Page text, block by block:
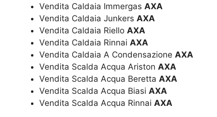
Vendita Caldaia Immergas AXA
Vendita Caldaia Junkers AXA
Vendita Caldaia Riello AXA
Vendita Caldaia Rinnai AXA
Vendita Caldaia A Condensazione AXA
Vendita Scalda Acqua Ariston AXA
Vendita Scalda Acqua Beretta AXA
Vendita Scalda Acqua Biasi AXA
Vendita Scalda Acqua Rinnai AXA